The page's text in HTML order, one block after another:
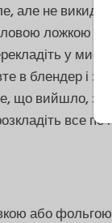
не викидати
ложкою
у
в блендер і
що вийшло, з
все
або